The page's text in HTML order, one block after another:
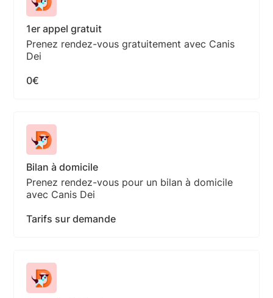
1er appel gratuit
Prenez rendez-vous gratuitement avec Canis
Dei
0€
Bilan à domicile
Prenez rendez-vous pour un bilan à domicile
avec Canis Dei
Tarifs sur demande